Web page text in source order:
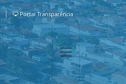
Portal Transparência